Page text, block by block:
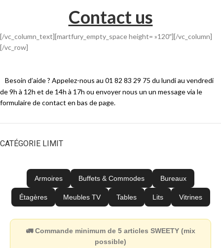
Contact us
[/vc_column_text][martfury_empty_space height= »120″][/vc_column]
[/vc_row]
Besoin d’aide ? Appelez-nous au 01 82 83 29 75 du lundi au vendredi
de 9h à 12h et de 14h à 17h ou envoyer nous un un message via le
formulaire de contact en bas de page.
CATÉGORIE LIMIT
Armoires Buffets & Commodes Bureaux
Étagères Meubles TV Tables Lits Vitrines
🚛Commande minimum de 5 articles SWEETY(mix
possible)